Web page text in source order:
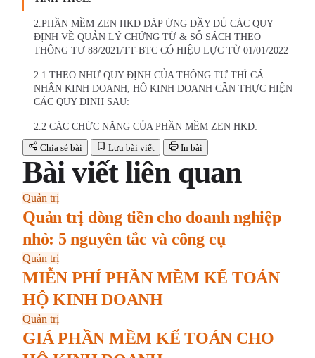
2.PHẦN MỀM ZEN HKD ĐÁP ỨNG ĐẦY ĐỦ CÁC QUY
ĐỊNH VỀ QUẢN LÝ CHỨNG TỪ & SỔ SÁCH THEO
THÔNG TƯ 88/2021/TT-BTC CÓ HIỆU LỰC TỪ 01/01/2022
2.1 THEO NHƯ QUY ĐỊNH CỦA THÔNG TƯ THÌ CÁ
NHÂN KINH DOANH, HỘ KINH DOANH CẦN THỰC HIỆN
CÁC QUY ĐỊNH SAU:
2.2 CÁC CHỨC NĂNG CỦA PHẦN MỀM ZEN HKD:
Chia sẻ bài
Lưu bài viết In bài
Bài viết liên quan
Quản trị
Quản trị dòng tiền cho doanh nghiệp
nhỏ: 5 nguyên tắc và công cụ
Quản trị
MIỄN PHÍ PHẦN MỀM KẾ TOÁN
HỘ KINH DOANH
Quản trị
GIÁ PHẦN MỀM KẾ TOÁN CHO